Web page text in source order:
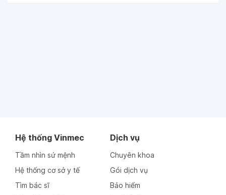
Hệ thống Vinmec
Tầm nhìn sứ mệnh
Hệ thống cơ sở y tế
Tìm bác sĩ
Dịch vụ
Chuyên khoa
Gói dịch vụ
Bảo hiểm